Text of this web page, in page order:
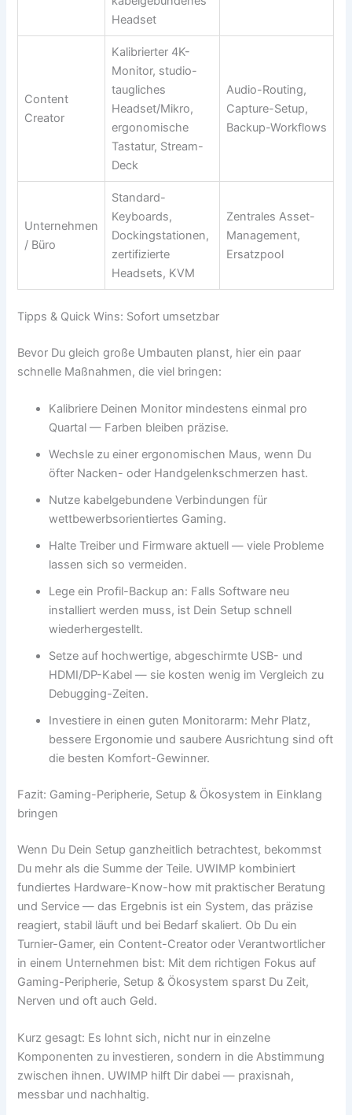
Headset
Content
Creator
Kalibrierter 4K-
Monitor, studio-
taugliches
Headset/Mikro,
ergonomische
Tastatur, Stream-
Deck
Audio-Routing,
Capture-Setup,
Backup-Workflows
Unternehmen
/ Büro
Standard-
Keyboards,
Dockingstationen,
zertifizierte
Headsets, KVM
Zentrales Asset-
Management,
Ersatzpool
Tipps & Quick Wins: Sofort umsetzbar
Bevor Du gleich große Umbauten planst, hier ein paar
schnelle Maßnahmen, die viel bringen:
Kalibriere Deinen Monitor mindestens einmal pro
Quartal — Farben bleiben präzise.
Wechsle zu einer ergonomischen Maus, wenn Du
öfter Nacken- oder Handgelenkschmerzen hast.
Nutze kabelgebundene Verbindungen für
wettbewerbsorientiertes Gaming.
Halte Treiber und Firmware aktuell — viele Probleme
lassen sich so vermeiden.
Lege ein Profil-Backup an: Falls Software neu
installiert werden muss, ist Dein Setup schnell
wiederhergestellt.
Setze auf hochwertige, abgeschirmte USB- und
HDMI/DP-Kabel — sie kosten wenig im Vergleich zu
Debugging-Zeiten.
Investiere in einen guten Monitorarm: Mehr Platz,
bessere Ergonomie und saubere Ausrichtung sind oft
die besten Komfort-Gewinner.
Fazit: Gaming-Peripherie, Setup & Ökosystem in Einklang
bringen
Wenn Du Dein Setup ganzheitlich betrachtest, bekommst
Du mehr als die Summe der Teile. UWIMP kombiniert
fundiertes Hardware-Know-how mit praktischer Beratung
und Service — das Ergebnis ist ein System, das präzise
reagiert, stabil läuft und bei Bedarf skaliert. Ob Du ein
Turnier-Gamer, ein Content-Creator oder Verantwortlicher
in einem Unternehmen bist: Mit dem richtigen Fokus auf
Gaming-Peripherie, Setup & Ökosystem sparst Du Zeit,
Nerven und oft auch Geld.
Kurz gesagt: Es lohnt sich, nicht nur in einzelne
Komponenten zu investieren, sondern in die Abstimmung
zwischen ihnen. UWIMP hilft Dir dabei — praxisnah,
messbar und nachhaltig.